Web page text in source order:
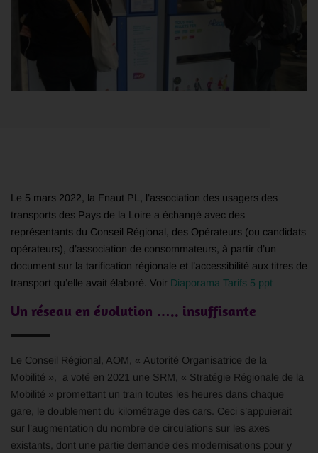
Le 5 mars 2022, la Fnaut PL, l’association des usagers des
transports des Pays de la Loire a échangé avec des
représentants du Conseil Régional, des Opérateurs (ou candidats
opérateurs), d’association de consommateurs, à partir d’un
document sur la tarification régionale et l’accessibilité aux titres de
transport qu’elle avait élaboré. Voir Diaporama Tarifs 5 ppt
Un réseau en évolution ….. insuffisante
Le Conseil Régional, AOM, « Autorité Organisatrice de la
Mobilité », a voté en 2021 une SRM, « Stratégie Régionale de la
Mobilité » promettant un train toutes les heures dans chaque
gare, le doublement du kilométrage des cars. Ceci s’appuierait
sur l’augmentation du nombre de circulations sur les axes
existants, dont une partie demande des modernisations pour y